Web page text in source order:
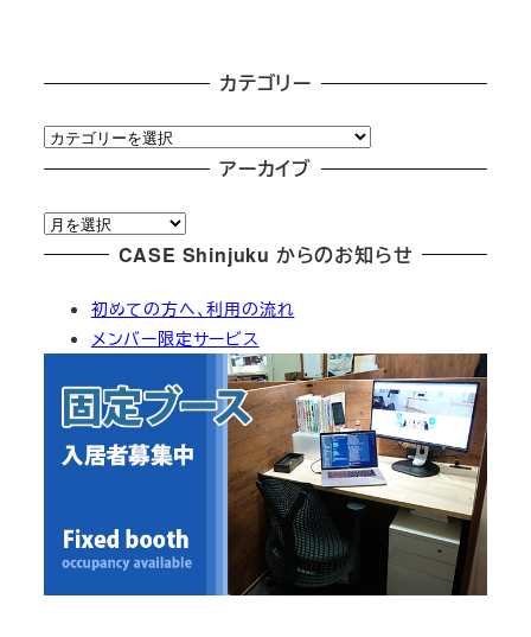
カテゴリー
カ
テ
リ
ー
アーカイブ
ア
ー
CASE Shinjuku からのお知らせ
初めての方へ、利用の流れ
メンバー限定サービス